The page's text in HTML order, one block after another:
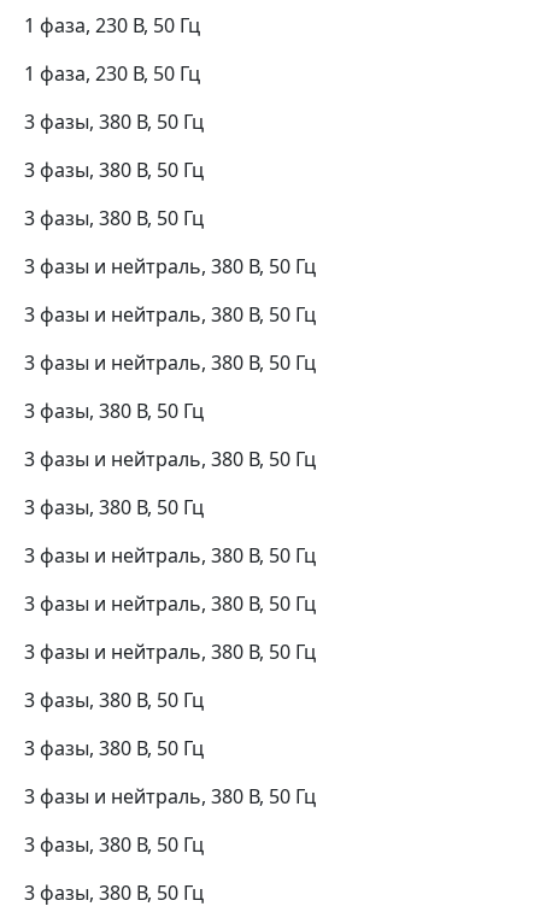
1 фаза, 230 В, 50 Гц
1 фаза, 230 В, 50 Гц
3 фазы, 380 В, 50 Гц
3 фазы, 380 В, 50 Гц
3 фазы, 380 В, 50 Гц
3 фазы и нейтраль, 380 В, 50 Гц
3 фазы и нейтраль, 380 В, 50 Гц
3 фазы и нейтраль, 380 В, 50 Гц
3 фазы, 380 В, 50 Гц
3 фазы и нейтраль, 380 В, 50 Гц
3 фазы, 380 В, 50 Гц
3 фазы и нейтраль, 380 В, 50 Гц
3 фазы и нейтраль, 380 В, 50 Гц
3 фазы и нейтраль, 380 В, 50 Гц
3 фазы, 380 В, 50 Гц
3 фазы, 380 В, 50 Гц
3 фазы и нейтраль, 380 В, 50 Гц
3 фазы, 380 В, 50 Гц
3 фазы, 380 В, 50 Гц